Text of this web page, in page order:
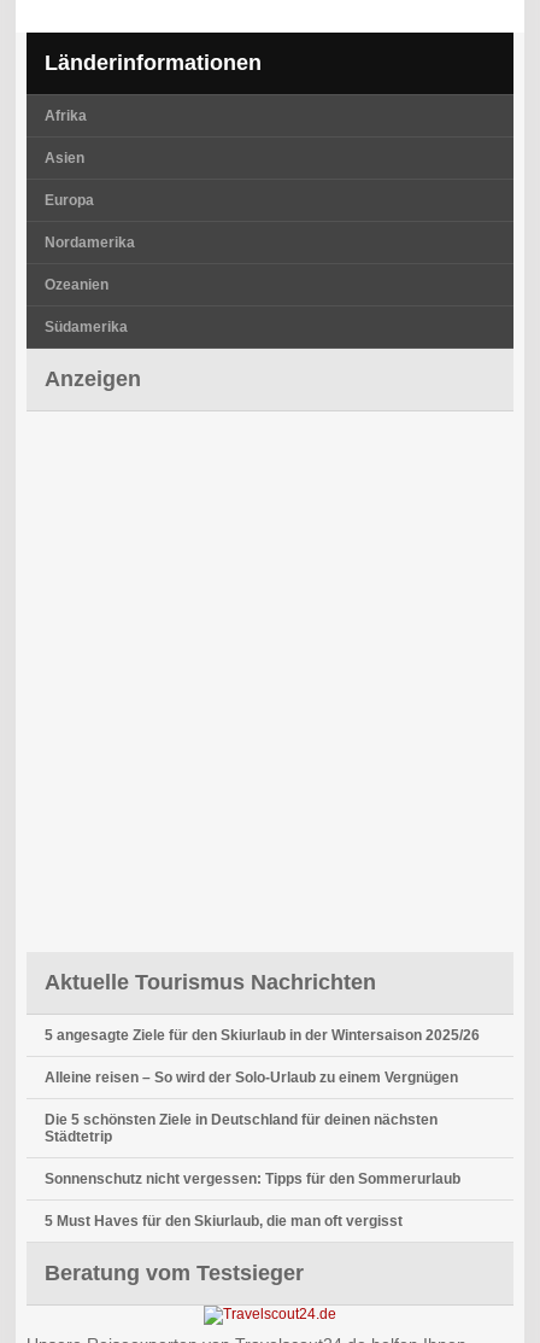
Länderinformationen
Afrika
Asien
Europa
Nordamerika
Ozeanien
Südamerika
Anzeigen
Aktuelle Tourismus Nachrichten
5 angesagte Ziele für den Skiurlaub in der Wintersaison 2025/26
Alleine reisen – So wird der Solo-Urlaub zu einem Vergnügen
Die 5 schönsten Ziele in Deutschland für deinen nächsten
Städtetrip
Sonnenschutz nicht vergessen: Tipps für den Sommerurlaub
5 Must Haves für den Skiurlaub, die man oft vergisst
Beratung vom Testsieger